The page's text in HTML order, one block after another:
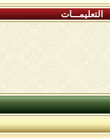
التعليمـــات